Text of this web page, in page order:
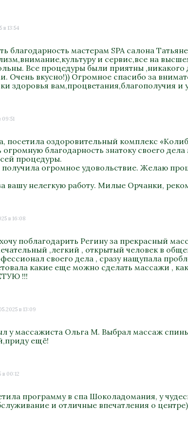
в 13:54
благодарность мастерам SPA салона
и сервис,все на
Все процедуры были приятны
Очень вкусно!)) Огромное спасибо за
здоровья вам,процветания,благополучия и
09:51
посетила оздоровительный комплекс
огромную благодарность знатоку своего
процедуры.
получила огромное удовольствие. Желаю
вашу нелегкую работу. Милые Орчанки,
в 16:08
поблагодарить Регину за прекрасный
,легкий , открытый человек в
своего дела , сразу нащупала
какие еще можно сделать массажи ,
!!!
в 13:09
у массажиста Ольга М. Выбрал массаж
ещё!
в 00:12
программу в спа Шоколадомания, у
и отличные впечатления о